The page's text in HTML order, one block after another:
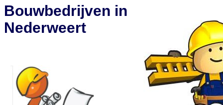
Bouwbedrijven in
Nederweert